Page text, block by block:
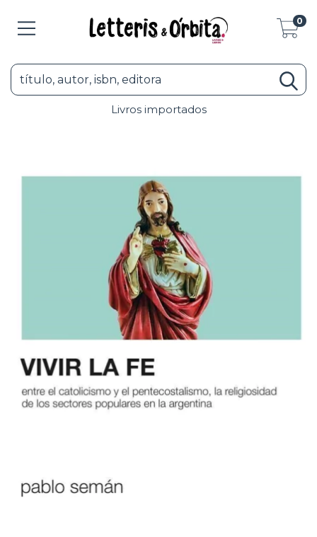
0
Livros importados